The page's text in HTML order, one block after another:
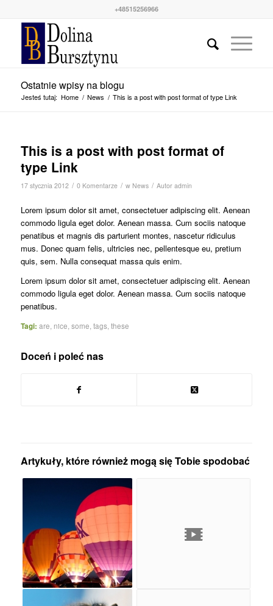
+48515256966
Ostatnie wpisy na blogu
Jesteś tutaj: Home / News / This is a post with post format of type Link
This is a post with post format of
type Link
17 stycznia 2012 / 0 Komentarze / w News / Autor admin
Lorem ipsum dolor sit amet, consectetuer adipiscing elit. Aenean
commodo ligula eget dolor. Aenean massa. Cum sociis natoque
penatibus et magnis dis parturient montes, nascetur ridiculus
mus. Donec quam felis, ultricies nec, pellentesque eu, pretium
quis, sem. Nulla consequat massa quis enim.
Lorem ipsum dolor sit amet, consectetuer adipiscing elit. Aenean
commodo ligula eget dolor. Aenean massa. Cum sociis natoque
penatibus.
Tagi: are nice some tags, these
Doceń i poleć nas
Artykuły, które również mogą się Tobie spodobać